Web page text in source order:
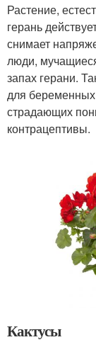
Растение,
герань
снимает
люди,
запах герани.
для
страдающих
контрацептивы.
Кактусы